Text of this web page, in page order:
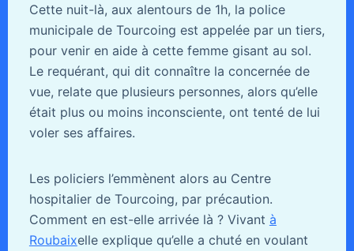
Cette nuit-là, aux alentours de 1h, la police
municipale de Tourcoing est appelée par un tiers,
pour venir en aide à cette femme gisant au sol.
Le requérant, qui dit connaître la concernée de
vue, relate que plusieurs personnes, alors qu’elle
était plus ou moins inconsciente, ont tenté de lui
voler ses affaires.
Les policiers l’emmènent alors au Centre
hospitalier de Tourcoing, par précaution.
Comment en est-elle arrivée là ? Vivant à
Roubaixelle explique qu’elle a chuté en voulant